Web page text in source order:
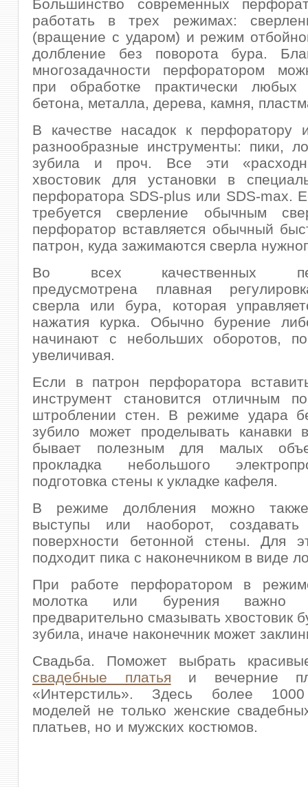
Большинство современных
работать в трех режимах:
(вращение с ударом) и режим
долбление без поворота бура.
многозадачности перфоратором
при обработке практически любых
бетона, металла, дерева, камня,
В качестве насадок к перфоратору
разнообразные инструменты: пики,
зубила и проч. Все эти
хвостовик для установки в
перфоратора SDS-plus или SDS-max.
требуется сверление обычным
перфоратор вставляется обычный
патрон, куда зажимаются сверла
Во всех качественных
предусмотрена плавная
сверла или бура, которая
нажатия курка. Обычно бурение
начинают с небольших оборотов,
увеличивая.
Если в патрон перфоратора
инструмент становится отличным
штроблении стен. В режиме удара
зубило может проделывать канавки
бывает полезным для малых
прокладка небольшого
подготовка стены к укладке кафеля.
В режиме долбления можно
выступы или наоборот,
поверхности бетонной стены. Для
подходит пика с наконечником в виде
При работе перфоратором в
молотка или бурения важно
предварительно смазывать хвостовик
зубила, иначе наконечник может
Свадьба. Поможет выбрать
свадебные платья и вечерние
«Интерстиль». Здесь более
моделей не только женские
платьев, но и мужских костюмов.